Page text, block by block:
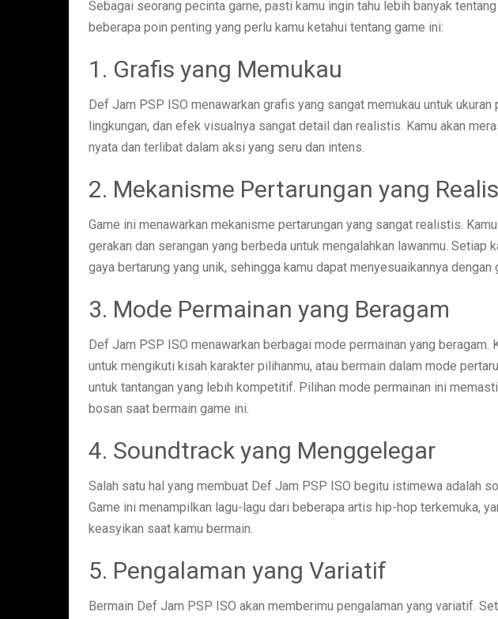
Sebagai seorang pecinta game, pasti kamu ingin tahu lebih banyak
beberapa poin penting yang perlu kamu ketahui tentang game ini:
1. Grafis yang Memukau
Def Jam PSP ISO menawarkan grafis yang sangat memukau untuk ukuran
lingkungan, dan efek visualnya sangat detail dan realistis. Kamu akan
nyata dan terlibat dalam aksi yang seru dan intens.
2. Mekanisme Pertarungan yang
Game ini menawarkan mekanisme pertarungan yang sangat realistis.
gerakan dan serangan yang berbeda untuk mengalahkan lawanmu. Setiap
gaya bertarung yang unik, sehingga kamu dapat menyesuaikannya dengan
3. Mode Permainan yang Beragam
Def Jam PSP ISO menawarkan berbagai mode permainan yang beragam.
untuk mengikuti kisah karakter pilihanmu, atau bermain dalam mode
untuk tantangan yang lebih kompetitif. Pilihan mode permainan ini
bosan saat bermain game ini.
4. Soundtrack yang Menggelegar
Salah satu hal yang membuat Def Jam PSP ISO begitu istimewa adalah
Game ini menampilkan lagu-lagu dari beberapa artis hip-hop terkemuka,
keasyikan saat kamu bermain.
5. Pengalaman yang Variatif
Bermain Def Jam PSP ISO akan memberimu pengalaman yang variatif.